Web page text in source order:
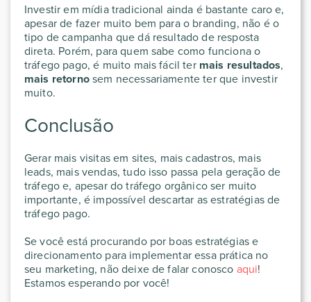
Investir em mídia tradicional ainda é bastante caro e,
apesar de fazer muito bem para o branding, não é o
tipo de campanha que dá resultado de resposta
direta. Porém, para quem sabe como funciona o
tráfego pago, é muito mais fácil ter mais resultados,
mais retornosem necessariamente ter que investir
muito.
Conclusão
Gerar mais visitas em sites, mais cadastros, mais
leads, mais vendas, tudo isso passa pela geração de
tráfego e, apesar do tráfego orgânico ser muito
importante, é impossível descartar as estratégias de
tráfego pago.
Se você está procurando por boas estratégias e
direcionamento para implementar essa prática no
seu marketing, não deixe de falar conosco aqui!
Estamos esperando por você!